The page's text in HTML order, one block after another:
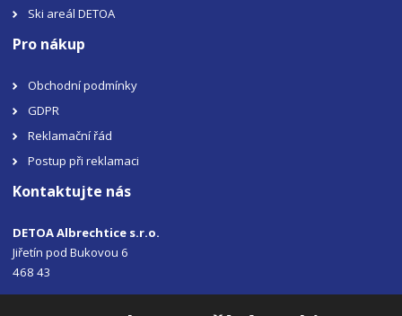
Ski areál DETOA
Pro nákup
Obchodní podmínky
GDPR
Reklamační řád
Postup při reklamaci
Kontaktujte nás
DETOA Albrechtice s.r.o.
Jiřetín pod Bukovou 6
468 43